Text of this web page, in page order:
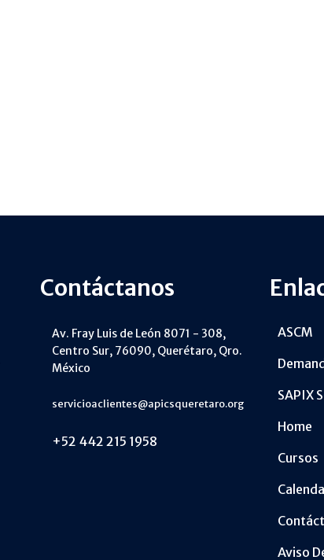
Contáctanos
Av. Fray Luis de León 8071 - 308,
Centro Sur, 76090, Querétaro, Qro.
México
servicioaclientes@apicsqueretaro.org
+52 442 215 1958
ASCM
SAPIX
Home
Cursos
Aviso